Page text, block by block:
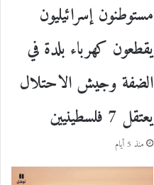
مستوطنون إسرائيليون
يقطعون كهرباء بلدة في
الضفة وجيش الاحتلال
يعتقل 7 فلسطينيين
منذ 5 أيام